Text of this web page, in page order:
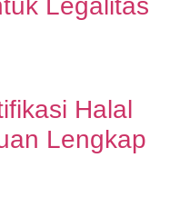
Legalitas
Halal
Lengkap